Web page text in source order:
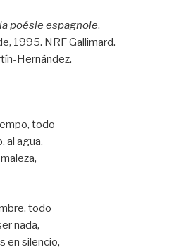
poésie espagnole.
1995. NRF Gallimard.
Hernández.
todo
al agua,
todo
nada,
en silencio,